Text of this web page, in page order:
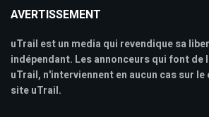
AVERTISSEMENT
uTrail est un media qui revendique sa
indépendant. Les annonceurs qui font de
uTrail, n'interviennent en aucun cas sur
site uTrail.